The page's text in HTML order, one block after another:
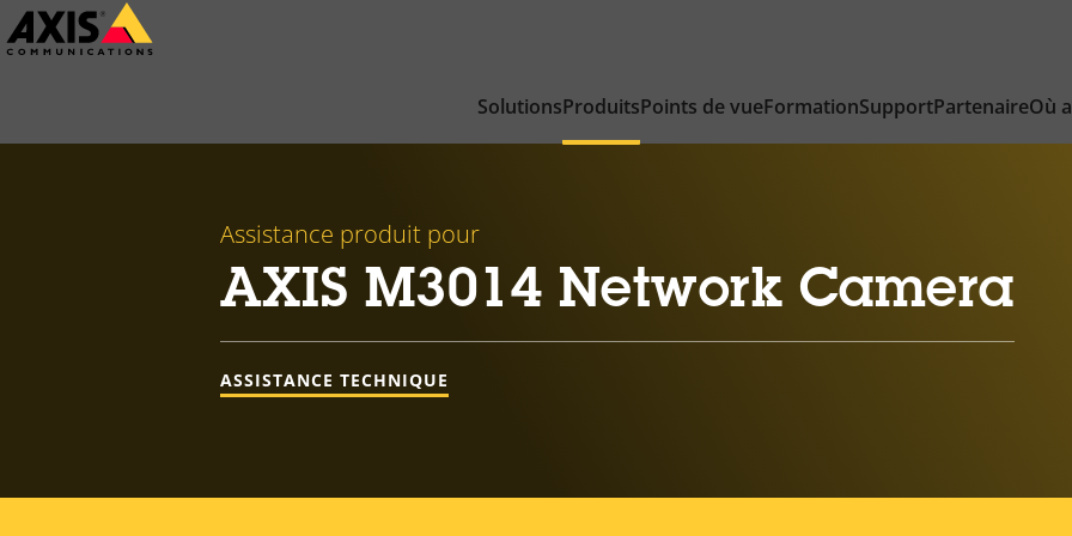
Passer
au
SolutionsProduitsPoints de vueFormationSupportPartenaireOù
Assistance produit pour
AXIS M3014 Network Camera
ASSISTANCE TECHNIQUE